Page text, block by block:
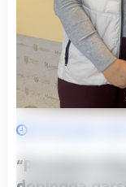
“Prezident